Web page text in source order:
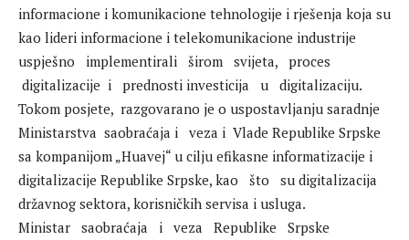
informacione i komunikacione tehnologije i rješenja koja su
kao lideri informacione i telekomunikacione industrije‭ ‬
‬uspješno‭ ‬ ‭ ‬implementirali‭ ‬ ‭ ‬širom‭ ‬ ‭ ‬svijeta,‭ ‬ ‭ ‬proces‭
‬ ‭digitalizacije‭ ‬ i‭ ‬ ‭ ‬prednosti investicija‭ ‬ ‭ ‬u‭ ‬ ‭ ‬digitalizaciju.
Tokom posjete,‭ ‬ razgovarano‭ je o ‬uspostavljanju saradnje ‭
‬Ministarstva‭ ‬ saobraćaja i‭ ‬ ‭ ‬veza i ‭ ‬Vlade Republike Srpske
sa kompanijom „Huavej“ u cilju efikasne informatizacije i
digitalizacije Republike Srpske, kao‭ ‬ ‭ ‬što‭ ‬ ‭ ‬su digitalizacija
državnog sektora, korisničkih servisa i usluga.
Ministar‭ ‬ ‭ ‬saobraćaja‭ ‬ ‭ ‬i‭ ‬ ‭ ‬veza‭ ‬ ‭ ‬Republike‭ ‬ ‭ ‬Srpske‭ ‬ ‭